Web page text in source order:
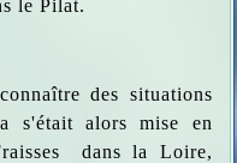
le Pilat.
des situations
s'était alors mise en
dans la Loire,